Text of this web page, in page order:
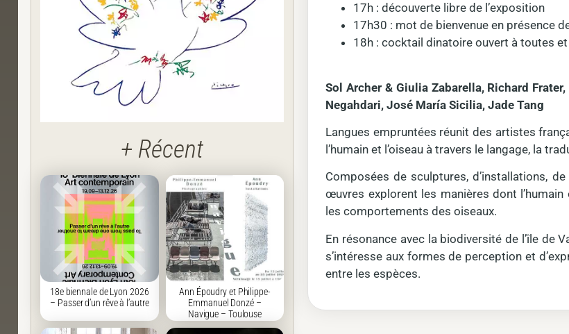
+ Récent
18e biennale de Lyon 2026
– Passer d’un rêve à l’autre
Ann Époudry et Philippe-
Emmanuel Donzé –
Navigue – Toulouse
17h : découverte libre de l’exposition
17h30 : mot de bienvenue en présence
18h : cocktail dinatoire ouvert à toutes
Sol Archer & Giulia Zabarella, Richard
Negahdari, José María Sicilia, Jade Tang
Langues empruntées réunit des artistes
l’humain et l’oiseau à travers le langage, la
Composées de sculptures, d’installations,
œuvres explorent les manières dont
les comportements des oiseaux.
En résonance avec la biodiversité de l’île de
s’intéresse aux formes de perception et
entre les espèces.